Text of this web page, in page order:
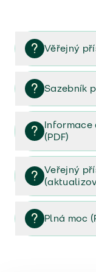
Věřejný
Věřejný příslib
Sazebník
Sazebník
(PDF)
Informace o
Veřejný
Veřejný příslib
Plná moc